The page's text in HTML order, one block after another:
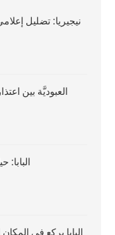
نيجيريا: تضليل
العبوديَّة بين
البابا:
البابا يركع في